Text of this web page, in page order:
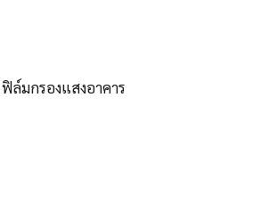
ล์มกรองแสงอาคาร